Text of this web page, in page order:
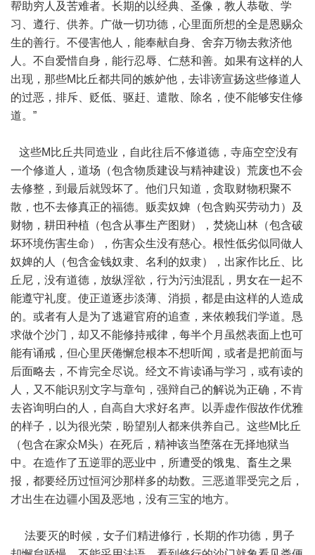
帮助穷人及苦难者。长期的以经典、圣像，教人恭敬、学
习、遵行、供养。广做一切功德，心里面所想的全是恩赐众
生的善行。不侵害他人，能奉献自身、舍弃万物去救济他
人。不自爱惜自身，能行忍辱、仁慈和善。如果有这样的人
出现，那些M比丘都共同的嫉妒他，去诽谤宣扬这些修道人
的过恶，排斥、贬低、驱赶、遣散、除名，使不能够安住修
道。”
这些M比丘共同造业，自此往后不修道德，寺庙空空没有
一个修道人，道场（包含物质建设与精神建设）荒废也不会
去修整，到最后就毁坏了。他们只知道，贪取财物积聚不
散，也不去修真正的福德。贩卖奴婢（包含购买劳动力）及
财物，耕田种植（包含从事生产图财），焚烧山林（包含破
坏环境伤害生命），伤害众生没有慈心。根性低劣似同做人
奴婢的人（包含金钱奴隶、名利的奴隶），出家作比丘、比
丘尼，没有道德，放纵淫欲，行为污浊混乱，男女在一起不
能遵守礼度。使正道逐步淡薄、消损，都是由这样的人造成
的。或者有人是为了逃避官府的追查，来依赖我们学道。恳
求做个沙门，却又不能修持戒律，每半个月虽然表面上也可
能有诵戒，但心里厌倦懈怠根本不想听闻，或者是把前面与
后面略去，不肯完全尽说。经文不肯读诵与学习，或有读的
人，又不能识别文字与章句，强辩自己的解说为正确，不肯
去咨询明白的人，自高自大求好名声。以弄虚作假故作优雅
的样子，以为很光荣，盼望别人都来供养自己。这些M比丘
（包含在家众M头）在死后，精神该当堕落在无择地狱当
中。在造作了五逆罪的恶业中，所遭受的饿鬼、畜生之果
报，都要经历过恒河沙那样多的劫数。三恶道罪受完之后，
才出生在边疆小国及恶地，没有三宝的地方。
法要灭的时候，女子们精进修行，长期的作功德，男子